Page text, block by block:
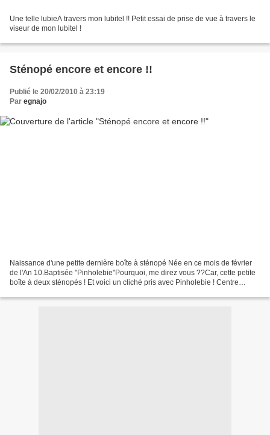
Une telle lubieA travers mon lubitel !! Petit essai de prise de vue à travers le
viseur de mon lubitel !
Sténopé encore et encore !!
Publié le 20/02/2010 à 23:19
Par egnajo
Naissance d'une petite dernière boîte à sténopé Née en ce mois de février
de l'An 10.Baptisée "Pinholebie"Pourquoi, me direz vous ??Car, cette petite
boîte à deux sténopés ! Et voici un cliché pris avec Pinholebie ! Centre